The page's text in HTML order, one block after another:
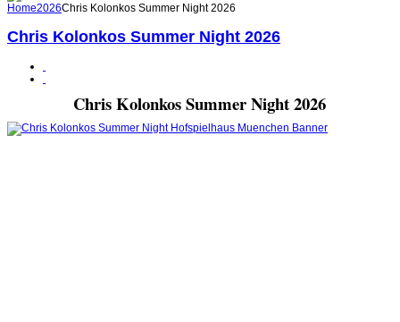
Home2026Chris Kolonkos Summer Night 2026
Chris Kolonkos Summer Night 2026
Chris Kolonkos Summer Night 2026